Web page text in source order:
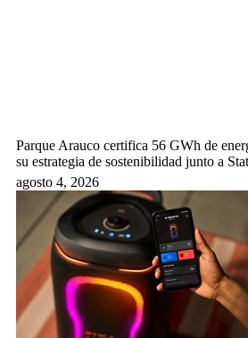
Parque Arauco certifica 56 GWh de
su estrategia de sostenibilidad junto a
agosto 4, 2026